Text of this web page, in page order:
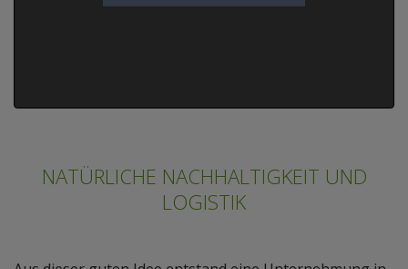
NATÜRLICHE NACHHALTIGKEIT UND
LOGISTIK